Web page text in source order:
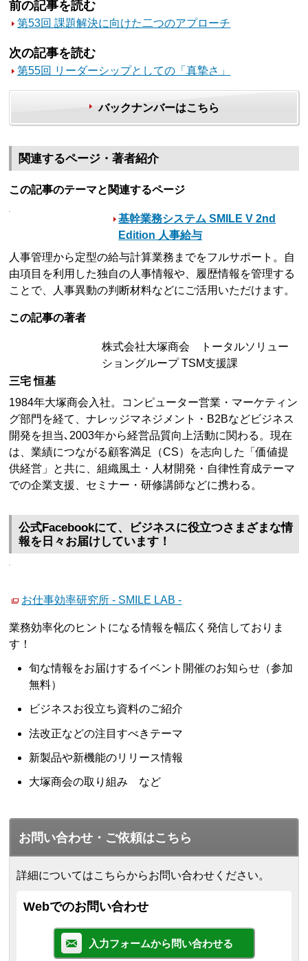
前の記事を読む
第53回 課題解決に向けた二つのアプローチ
次の記事を読む
第55回 リーダーシップとしての「真摯さ」
バックナンバーはこちら
関連するページ・著者紹介
この記事のテーマと関連するページ
基幹業務システム SMILE V 2nd
Edition 人事給与
人事管理から定型の給与計算業務までをフルサポート。自
由項目を利用した独自の人事情報や、履歴情報を管理する
ことで、人事異動の判断材料などにご活用いただけます。
この記事の著者
株式会社大塚商会 トータルソリュー
ショングループ TSM支援課
三宅 恒基
1984年大塚商会入社。コンピューター営業・マーケティン
グ部門を経て、ナレッジマネジメント・B2Bなどビジネス
開発を担当､2003年から経営品質向上活動に関わる。現在
は、業績につながる顧客満足（CS）を志向した「価値提
供経営」と共に、組織風土・人材開発・自律性育成テーマ
での企業支援、セミナー・研修講師などに携わる。
公式Facebookにて、ビジネスに役立つさまざまな情
報を日々お届けしています！
お仕事効率研究所 - SMILE LAB -
業務効率化のヒントになる情報を幅広く発信しておりま
す！
旬な情報をお届けするイベント開催のお知らせ（参加
無料）
ビジネスお役立ち資料のご紹介
法改正などの注目すべきテーマ
新製品や新機能のリリース情報
大塚商会の取り組み など
お問い合わせ・ご依頼はこちら
詳細についてはこちらからお問い合わせください。
Webでのお問い合わせ
入力フォームから問い合わせる